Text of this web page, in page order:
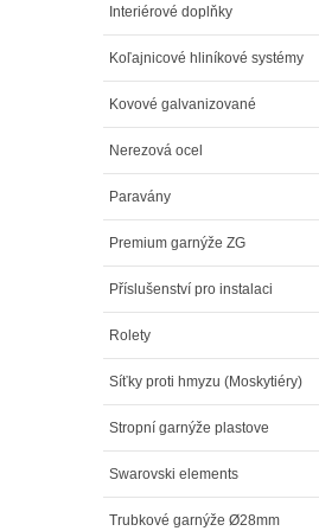
Interiérové doplňky
Koľajnicové hliníkové systémy
Kovové galvanizované
Nerezová ocel
Paravány
Premium garnýže ZG
Příslušenství pro instalaci
Rolety
Síťky proti hmyzu (Moskytiéry)
Stropní garnýže plastove
Swarovski elements
Trubkové garnýže Ø28mm